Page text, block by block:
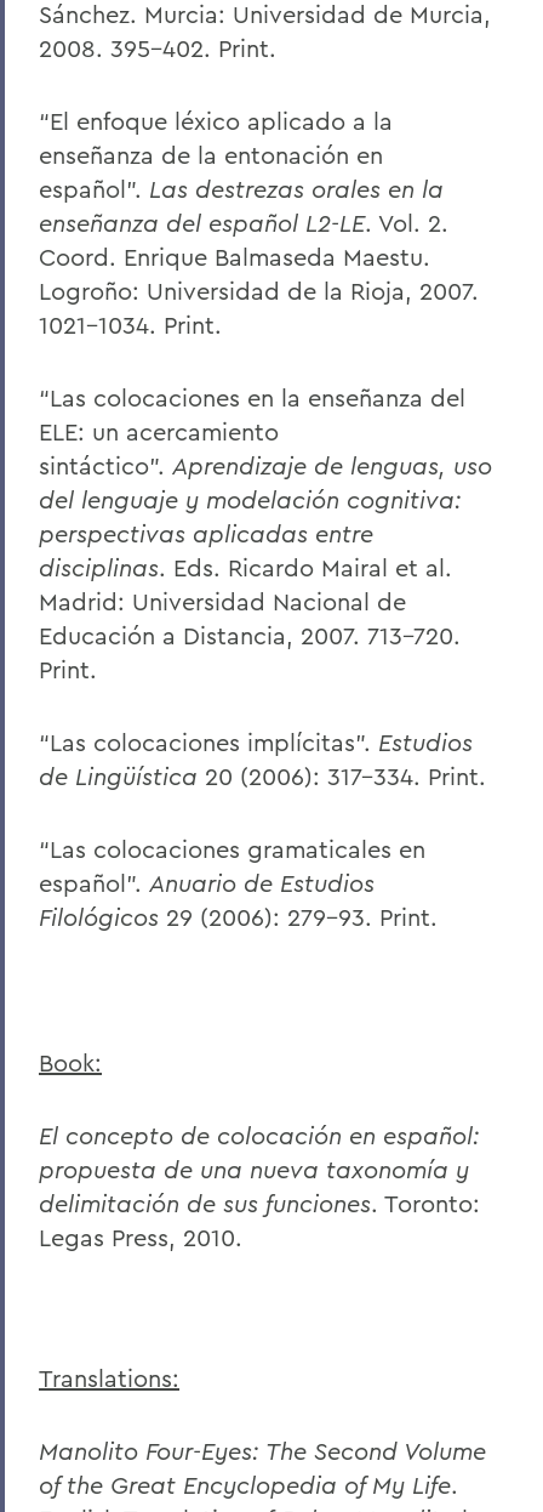
Sánchez. Murcia: Universidad de Murcia,
2008. 395-402. Print.
“El enfoque léxico aplicado a la
enseñanza de la entonación en
español”. Las destrezas orales en la
enseñanza del español L2-LE. Vol. 2.
Coord. Enrique Balmaseda Maestu.
Logroño: Universidad de la Rioja, 2007.
1021-1034. Print.
“Las colocaciones en la enseñanza del
ELE: un acercamiento
sintáctico”. Aprendizaje de lenguas, uso
del lenguaje y modelación cognitiva:
perspectivas aplicadas entre
disciplinas. Eds. Ricardo Mairal et al.
Madrid: Universidad Nacional de
Educación a Distancia, 2007. 713-720.
Print.
“Las colocaciones implícitas”. Estudios
de Lingüística 20 (2006): 317-334. Print.
“Las colocaciones gramaticales en
español”. Anuario de Estudios
Filológicos 29 (2006): 279-93. Print.​
Book:
El concepto de colocación en español:
propuesta de una nueva taxonomía y
delimitación de sus funciones. Toronto:
Legas Press, 2010.
Translations:
Manolito Four-Eyes: The Second Volume
of the Great Encyclopedia of My Life.